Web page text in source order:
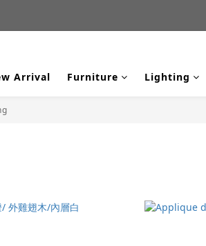
新
Arrival Furniture Lighting